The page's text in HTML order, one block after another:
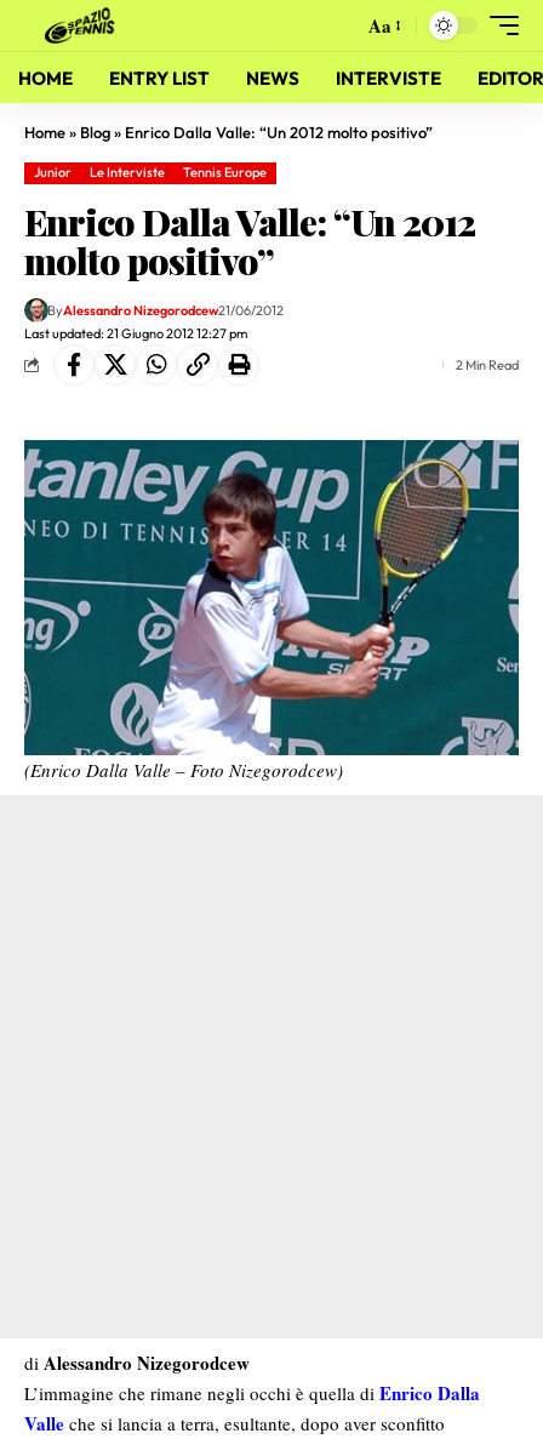
Aa
HOME ENTRY LIST NEWS INTERVISTE
Home» Blog» Enrico Dalla Valle: “Un 2012 molto positivo”
Junior Le Interviste Tennis Europe
Enrico Dalla Valle: “Un 2012
molto positivo”
Last updated: 21 Giugno 2012 12:27 pm
ByAlessandro Nizegorodcew21/06/2012
2 Min Read
(Enrico Dalla Valle – Foto Nizegorodcew)
di Alessandro Nizegorodcew
L’immagine che rimane negli occhi è quella di Enrico Dalla
Valle che si lancia a terra, esultante, dopo aver sconfitto